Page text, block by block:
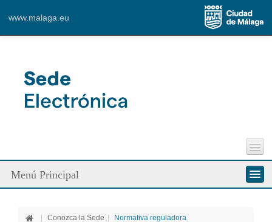
www.malaga.eu
Perfil del Contratante
Incidencias Vía Pública
Menú Principal
Conozca la Sede Normativa reguladora